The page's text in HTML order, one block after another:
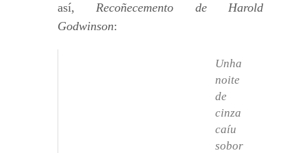
así,Recoñecemento de Harold
Godwinson:
Unha
noite
de
cinza
caíu
sobor